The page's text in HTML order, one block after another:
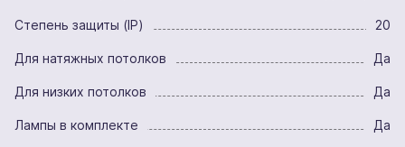
Степень защиты (IP) 20
Для натяжных потолков Да
Для низких потолков Да
Лампы в комплекте Да